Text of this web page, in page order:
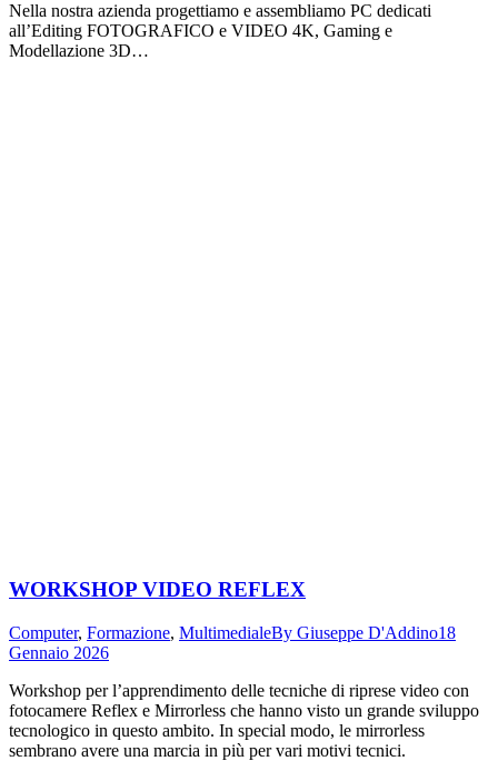
Nella nostra azienda progettiamo e assembliamo PC dedicati
all’Editing FOTOGRAFICO e VIDEO 4K, Gaming e
Modellazione 3D…
WORKSHOP VIDEO REFLEX
Computer, Formazione, MultimedialeBy Giuseppe D'Addino18
Gennaio 2026
Workshop per l’apprendimento delle tecniche di riprese video con
fotocamere Reflex e Mirrorless che hanno visto un grande sviluppo
tecnologico in questo ambito. In special modo, le mirrorless
sembrano avere una marcia in più per vari motivi tecnici.